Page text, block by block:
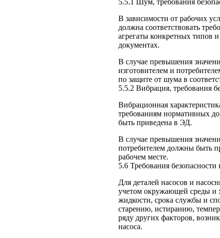
В зависимости от рабочих
должна соответствовать
агрегаты конкретных типов
документах.
В случае превышения
изготовителем и
по защите от шума в
5.5.2 Вибрация, требования
Вибрационная
требованиям нормативных
быть приведена в ЭД.
В случае превышения
потребителем должны быть
рабочем месте.
5.6 Требования
Для деталей насосов и
учетом окружающей среды и
жидкости, срока службы и
старению, истиранию,
ряду других факторов,
насоса.